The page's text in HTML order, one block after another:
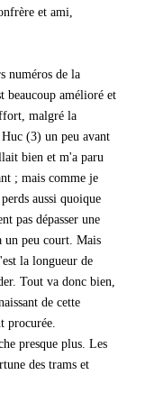
ami,
numéros de la
beaucoup amélioré et
malgré la
(3) un peu avant
bien et m'a paru
; mais comme je
aussi quoique
pas dépasser une
un peu court. Mais
la longueur de
Tout va donc bien,
de cette
procurée.
presque plus. Les
des trams et